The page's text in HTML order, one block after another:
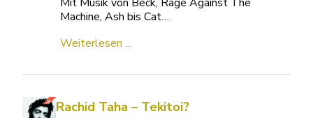
Machine, Ash bis Cat…
Weiterlesen ...
Rachid Taha – Tekitoi?